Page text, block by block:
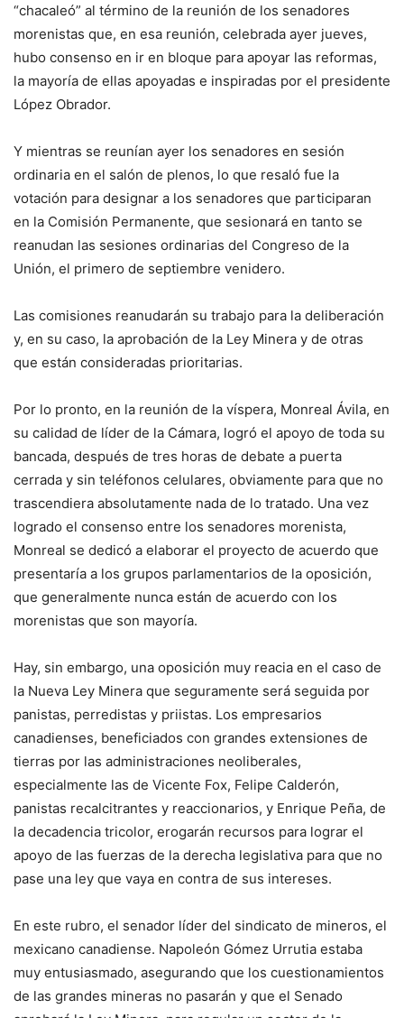
“chacaleó” al término de la reunión de los senadores
morenistas que, en esa reunión, celebrada ayer jueves,
hubo consenso en ir en bloque para apoyar las reformas,
la mayoría de ellas apoyadas e inspiradas por el presidente
López Obrador.
Y mientras se reunían ayer los senadores en sesión
ordinaria en el salón de plenos, lo que resaló fue la
votación para designar a los senadores que participaran
en la Comisión Permanente, que sesionará en tanto se
reanudan las sesiones ordinarias del Congreso de la
Unión, el primero de septiembre venidero.
Las comisiones reanudarán su trabajo para la deliberación
y, en su caso, la aprobación de la Ley Minera y de otras
que están consideradas prioritarias.
Por lo pronto, en la reunión de la víspera, Monreal Ávila, en
su calidad de líder de la Cámara, logró el apoyo de toda su
bancada, después de tres horas de debate a puerta
cerrada y sin teléfonos celulares, obviamente para que no
trascendiera absolutamente nada de lo tratado. Una vez
logrado el consenso entre los senadores morenista,
Monreal se dedicó a elaborar el proyecto de acuerdo que
presentaría a los grupos parlamentarios de la oposición,
que generalmente nunca están de acuerdo con los
morenistas que son mayoría.
Hay, sin embargo, una oposición muy reacia en el caso de
la Nueva Ley Minera que seguramente será seguida por
panistas, perredistas y priistas. Los empresarios
canadienses, beneficiados con grandes extensiones de
tierras por las administraciones neoliberales,
especialmente las de Vicente Fox, Felipe Calderón,
panistas recalcitrantes y reaccionarios, y Enrique Peña, de
la decadencia tricolor, erogarán recursos para lograr el
apoyo de las fuerzas de la derecha legislativa para que no
pase una ley que vaya en contra de sus intereses.
En este rubro, el senador líder del sindicato de mineros, el
mexicano canadiense. Napoleón Gómez Urrutia estaba
muy entusiasmado, asegurando que los cuestionamientos
de las grandes mineras no pasarán y que el Senado